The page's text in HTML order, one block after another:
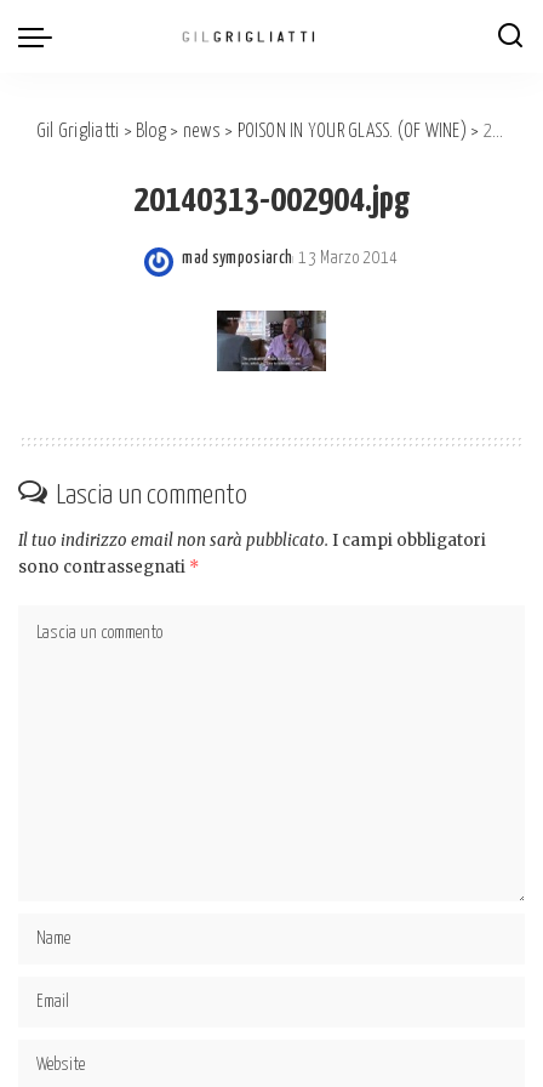
Gil Grigliatti > Blog > news > POISON IN YOUR GLASS. (OF WINE) > 20140313-002904.jpg
20140313-002904.jpg
Posted
mad symposiarch 13 Marzo 2014
Lascia un commento
Il tuo indirizzo email non sarà pubblicato. I campi obbligatori
sono contrassegnati *